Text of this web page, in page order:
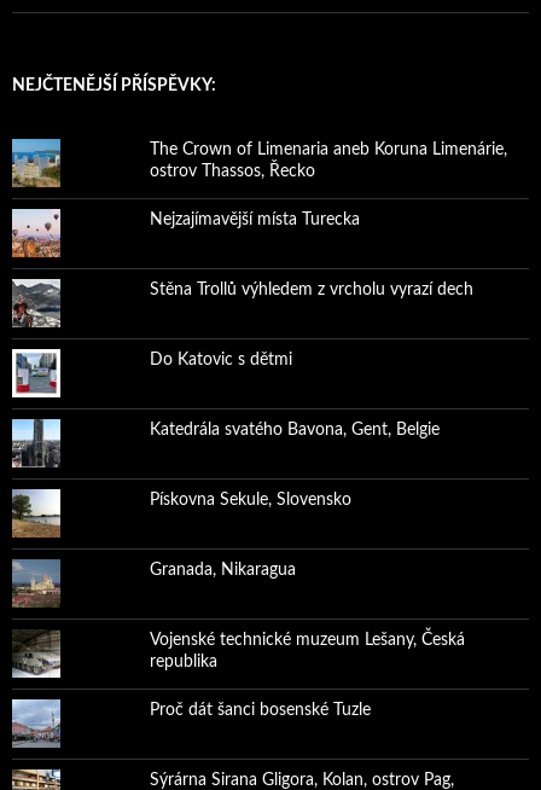
NEJČTENĚJŠÍ PŘÍSPĚVKY:
The Crown of Limenaria aneb Koruna Limenárie,
ostrov Thassos, Řecko
Nejzajímavější místa Turecka
Stěna Trollů výhledem z vrcholu vyrazí dech
Do Katovic s dětmi
Katedrála svatého Bavona, Gent, Belgie
Pískovna Sekule, Slovensko
Granada, Nikaragua
Vojenské technické muzeum Lešany, Česká
republika
Proč dát šanci bosenské Tuzle
Sýrárna Sirana Gligora, Kolan, ostrov Pag,